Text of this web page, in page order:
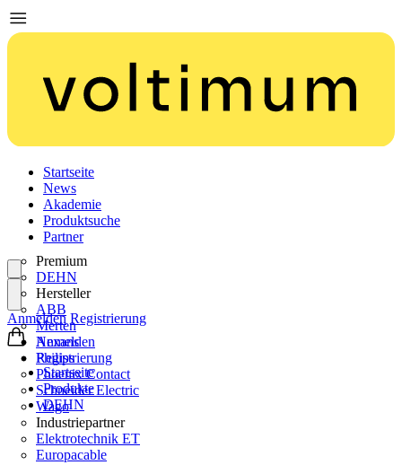
Startseite
News
Akademie
Produktsuche
Partner
Premium
DEHN
Hersteller
ABB
Merten
Nexans
Philips
Phoenix Contact
Schneider Electric
Wago
Industriepartner
Elektrotechnik ET
Europacable
Anmelden
Registrierung
Anmelden Registrierung
Startseite
Produkte
DEHN